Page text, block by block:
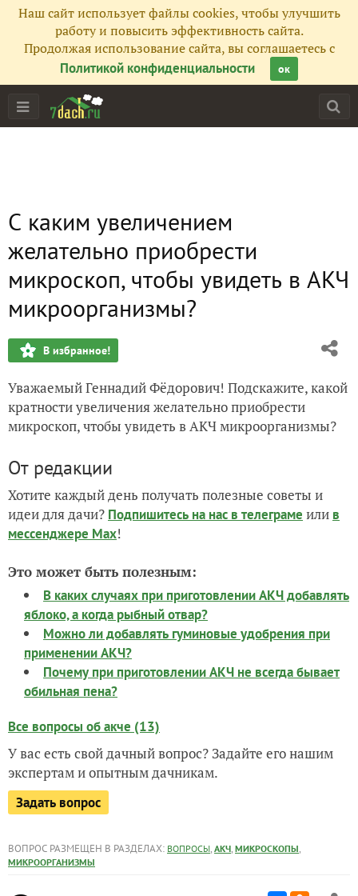
Наш сайт использует файлы cookies, чтобы улучшить
работу и повысить эффективность сайта.
Продолжая использование сайта, вы соглашаетесь с
Политикой конфиденциальности
ок
С каким увеличением
желательно приобрести
микроскоп, чтобы увидеть в АКЧ
микроорганизмы?
В избранное!
Уважаемый Геннадий Фёдорович! Подскажите, какой
кратности увеличения желательно приобрести
микроскоп, чтобы увидеть в АКЧ микроорганизмы?
От редакции
Хотите каждый день получать полезные советы и
идеи для дачи? Подпишитесь на нас в телеграме или в
мессенджере Max!
Это может быть полезным:
В каких случаях при приготовлении АКЧ добавлять
яблоко, а когда рыбный отвар?
Можно ли добавлять гуминовые удобрения при
применении АКЧ?
Почему при приготовлении АКЧ не всегда бывает
обильная пена?
Все вопросы об акче (13)
У вас есть свой дачный вопрос? Задайте его нашим
экспертам и опытным дачникам.
Задать вопрос
ВОПРОС РАЗМЕЩЕН В РАЗДЕЛАХ: ВОПРОСЫ, АКЧ, МИКРОСКОПЫ,
МИКРООРГАНИЗМЫ